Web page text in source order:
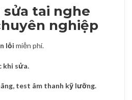
tai nghe
nghiệp
lỗi miễn phí.
khi sửa.
test âm thanh kỹ lưỡng.